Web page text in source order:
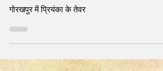
statetodaytv
Oct 31, 2021
4 min read
प्रियंका गांधी क्यों बोलीं, कहां बोलीं -
मिलूंगी"